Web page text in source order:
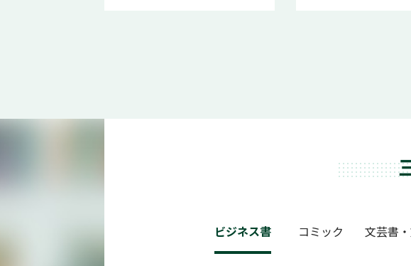
ビジネス書 コミック 文芸書